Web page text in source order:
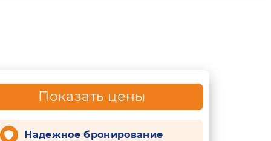
Показать цены
Надежное бронирование